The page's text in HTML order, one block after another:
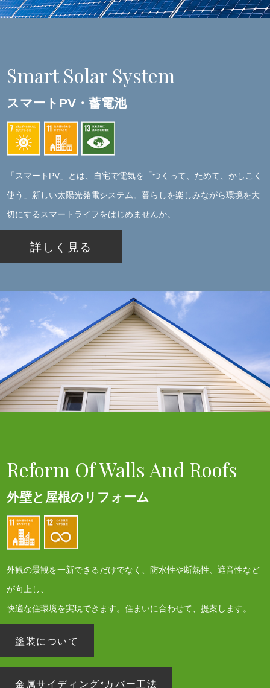
Smart Solar System
スマートPV・蓄電池
「スマートPV」とは、自宅で電気を「つくって、ためて、かしこく
使う」新しい太陽光発電システム。暮らしを楽しみながら環境を大
切にするスマートライフをはじめませんか。
詳しく見る
Reform Of Walls And Roofs
外壁と屋根のリフォーム
外観の景観を一新できるだけでなく、防水性や断熱性、遮音性など
が向上し、
快適な住環境を実現できます。住まいに合わせて、提案します。
塗装について
金属サイディング×カバー工法